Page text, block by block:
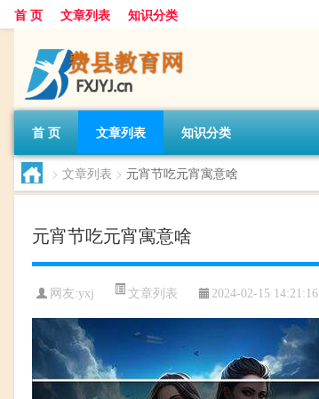
首 页 文章列表 知识分类
首 页 文章列表 知识分类
> 文章列表 > 元宵节吃元宵寓意啥
元宵节吃元宵寓意啥
网友:yxj 文章列表 2024-02-15 14:21:16